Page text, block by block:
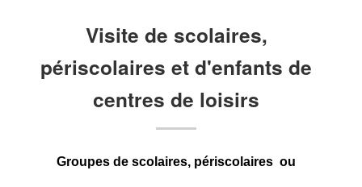
Visites scolaires, centres de loisirs
Evénementiels
Vie associative - Charte
Visite de scolaires,
périscolaires etd'enfants de
centres de loisirs
Groupes de scolaires, périscolaires ou